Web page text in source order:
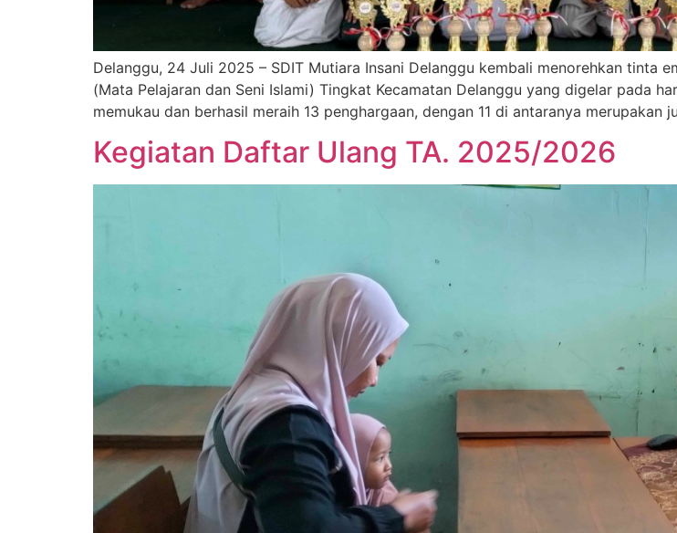
Delanggu, 24 Juli 2025 – SDIT Mutiara Insani Delanggu kembali menorehkan tinta
(Mata Pelajaran dan Seni Islami) Tingkat Kecamatan Delanggu yang digelar pada
memukau dan berhasil meraih 13 penghargaan, dengan 11 di antaranya merupakan
Kegiatan Daftar Ulang TA. 2025/2026